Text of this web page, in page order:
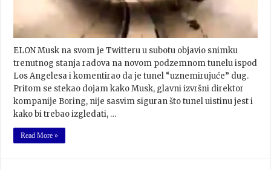
ELON Musk na svom je Twitteru u subotu objavio snimku
trenutnog stanja radova na novom podzemnom tunelu ispod
Los Angelesa i komentirao da je tunel “uznemirujuće” dug.
Pritom se stekao dojam kako Musk, glavni izvršni direktor
kompanije Boring, nije sasvim siguran što tunel uistinu jest i
kako bi trebao izgledati, …
Read More »